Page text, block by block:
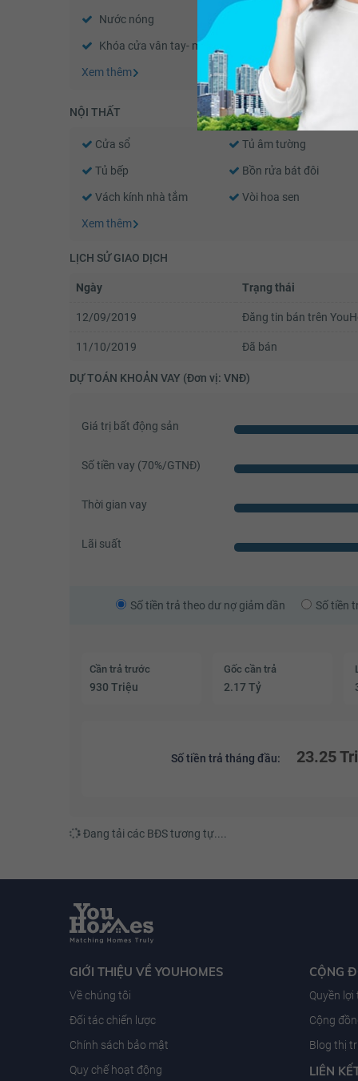
Nước nóng Trần thạch cao
Khóa cửa vân tay- mã số Chuông hình
Xem thêm
NỘI THẤT
Cửa sổ Tủ âm tường
Tủ bếp Bồn rửa bát đôi
Vách kính nhà tắm Vòi hoa sen
Xem thêm
LỊCH SỬ GIAO DỊCH
Ngày Trạng thái
12/09/2019 Đăng tin bán trên
11/10/2019 Đã bán
DỰ TOÁN KHOẢN VAY (Đơn vị: VNĐ)
Giá trị bất động sản
Số tiền vay (70%/GTNĐ)
Thời gian vay
Lãi suất
Số tiền trả theo dư nợ giảm dần Số tiền
Cần trả trước
930 Triệu
Gốc cần trả
2.17 Tỷ
Số tiền trả tháng đầu: 23.25
Đang tải các BĐS tương tự....
GIỚI THIỆU VỀ YOUHOMES
Về chúng tôi
Đối tác chiến lược
Chính sách bảo mật
Quy chế hoạt động
CỘNG
Quyền
Cộng
Blog thị
LIÊN